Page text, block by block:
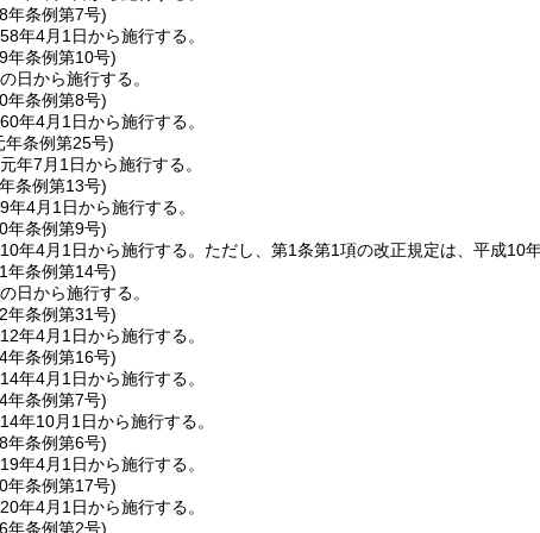
年条例第7号)
年4月1日から施行する。
年条例第10号)
日から施行する。
年条例第8号)
年4月1日から施行する。
年条例第25号)
年7月1日から施行する。
条例第13号)
年4月1日から施行する。
年条例第9号)
年4月1日から施行する。 ただし、第1条第1項の改正規定は、平成10
年条例第14号)
日から施行する。
年条例第31号)
年4月1日から施行する。
年条例第16号)
年4月1日から施行する。
年条例第7号)
年10月1日から施行する。
年条例第6号)
年4月1日から施行する。
年条例第17号)
年4月1日から施行する。
年条例第2号)